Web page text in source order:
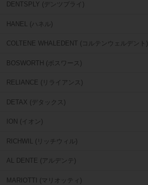
DENTSPLY (デンツプライ)
HANEL (ハネル)
COLTENE WHALEDENT (コルテンウェルデント)
BOSWORTH (ボスワース)
RELIANCE (リライアンス)
DETAX (デタックス)
ION (イオン)
RICHWIL (リッチウィル)
AL DENTE (アルデンテ)
MARIOTTI (マリオッティ)